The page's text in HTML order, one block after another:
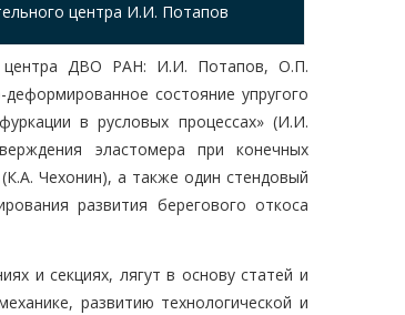
центра И.И. Потапов
центра ДВО РАН: И.И. Потапов, О.П.
состояние упругого
в русловых процессах» (И.И.
эластомера при конечных
Чехонин), а также один стендовый
развития берегового откоса
и секциях, лягут в основу статей и
развитию технологической и